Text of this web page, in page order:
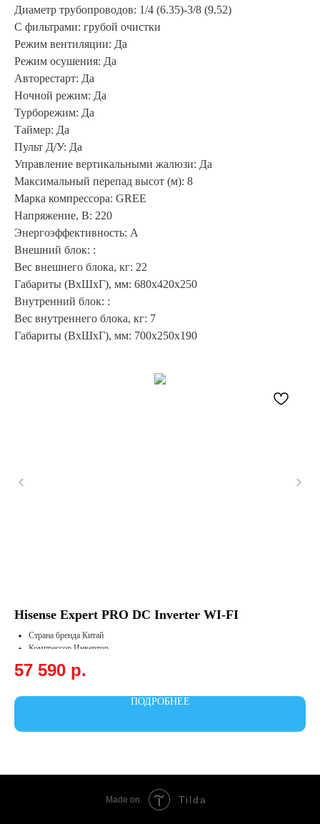
Диаметр трубопроводов: 1/4 (6.35)-3/8 (9.52)
С фильтрами: грубой очистки
Режим вентиляции: Да
Режим осушения: Да
Авторестарт: Да
Ночной режим: Да
Турборежим: Да
Таймер: Да
Пульт Д/У: Да
Управление вертикальными жалюзи: Да
Максимальный перепад высот (м): 8
Марка компрессора: GREE
Напряжение, В: 220
Энергоэффективность: A
Внешний блок: :
Вес внешнего блока, кг: 22
Габариты (ВхШхГ), мм: 680x420x250
Внутренний блок: :
Вес внутреннего блока, кг: 7
Габариты (ВхШхГ), мм: 700x250x190
Hisense Expert PRO DC Inverter WI-FI
Страна бренда Китай
Компрессор Инвертор
Охлаждение, кВт 3.75
57 590 р.
ПОДРОБНЕЕ
Made on Tilda